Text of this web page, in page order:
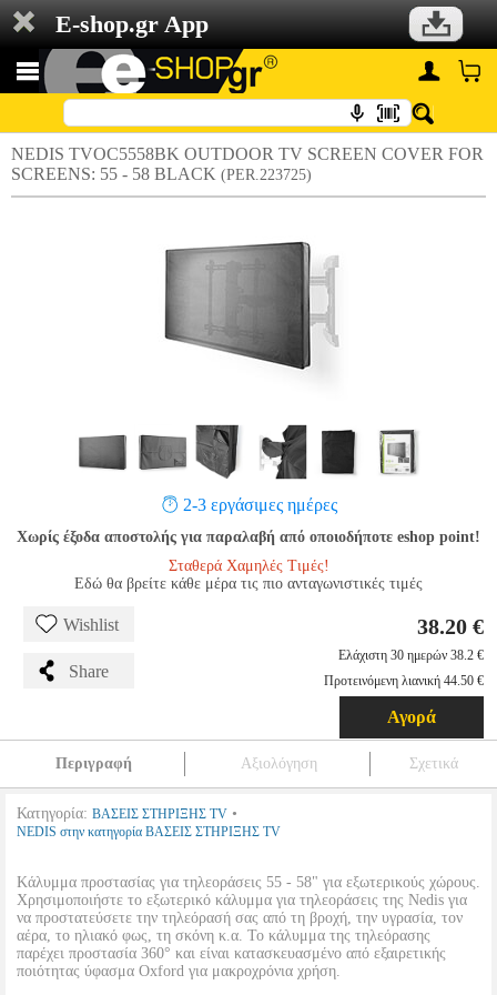
E-shop.gr App
NEDIS TVOC5558BK OUTDOOR TV SCREEN COVER FOR
SCREENS: 55 - 58 BLACK (PER.223725)
2-3 εργάσιμες ημέρες
Χωρίς έξοδα αποστολής για παραλαβή από οποιοδήποτε eshop point!
Σταθερά Χαμηλές Τιμές!
Εδώ θα βρείτε κάθε μέρα τις πιο ανταγωνιστικές τιμές
Wishlist
Share
38.20 €
Ελάχιστη 30 ημερών 38.2 €
Προτεινόμενη λιανική 44.50 €
Αγορά
Περιγραφή Αξιολόγηση Σχετικά
Κατηγορία: ΒΑΣΕΙΣ ΣΤΗΡΙΞΗΣ TV •
NEDIS στην κατηγορία ΒΑΣΕΙΣ ΣΤΗΡΙΞΗΣ TV
Kάλυμμα προστασίας για τηλεοράσεις 55 - 58" για εξωτερικούς χώρους.
Χρησιμοποιήστε το εξωτερικό κάλυμμα για τηλεοράσεις της Nedis για
να προστατεύσετε την τηλεόρασή σας από τη βροχή, την υγρασία, τον
αέρα, το ηλιακό φως, τη σκόνη κ.α. Το κάλυμμα της τηλεόρασης
παρέχει προστασία 360° και είναι κατασκευασμένο από εξαιρετικής
ποιότητας ύφασμα Oxford για μακροχρόνια χρήση.